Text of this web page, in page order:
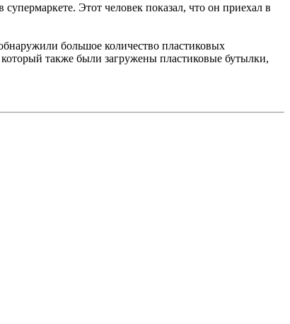
Этот человек показал, что он приехал в
большое количество пластиковых
также были загружены пластиковые бутылки,